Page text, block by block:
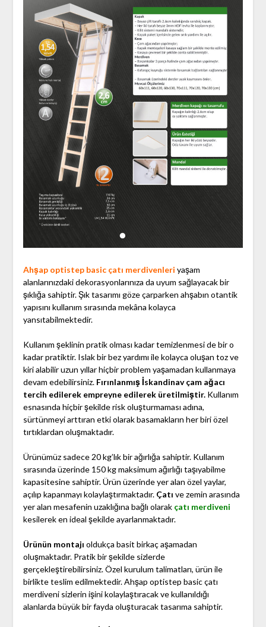
Ahşap optistep basic çatı merdivenleri yaşam
alanlarınızdaki dekorasyonlarınıza da uyum sağlayacak bir
şıklığa sahiptir. Şık tasarımı göze çarparken ahşabın otantik
yapısını kullanım sırasında mekâna kolayca
yansıtabilmektedir.
Kullanım şeklinin pratik olması kadar temizlenmesi de bir o
kadar pratiktir. Islak bir bez yardımı ile kolayca oluşan toz ve
kiri alabilir uzun yıllar hiçbir problem yaşamadan kullanmaya
devam edebilirsiniz. Fırınlanmış İskandinav çam ağacı
tercih edilerek empreyne edilerek üretilmiştir.Kullanım
esnasında hiçbir şekilde risk oluşturmaması adına,
sürtünmeyi arttıran etki olarak basamakların her biri özel
tırtıklardan oluşmaktadır.
Ürünümüz sadece 20 kg’lık bir ağırlığa sahiptir. Kullanım
sırasında üzerinde 150 kg maksimum ağırlığı taşıyabilme
kapasitesine sahiptir. Ürün üzerinde yer alan özel yaylar,
açılıp kapanmayı kolaylaştırmaktadır. Çatı ve zemin arasında
yer alan mesafenin uzaklığına bağlı olarak çatı merdiveni
kesilerek en ideal şekilde ayarlanmaktadır.
Ürünün montajı oldukça basit birkaç aşamadan
oluşmaktadır. Pratik bir şekilde sizlerde
gerçekleştirebilirsiniz. Özel kurulum talimatları, ürün ile
birlikte teslim edilmektedir. Ahşap optistep basic çatı
merdiveni sizlerin işini kolaylaştıracak ve kullanıldığı
alanlarda büyük bir fayda oluşturacak tasarıma sahiptir.